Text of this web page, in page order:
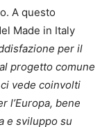
A questo
Made in Italy
per il
progetto comune
vede coinvolti
l’Europa, bene
e sviluppo su